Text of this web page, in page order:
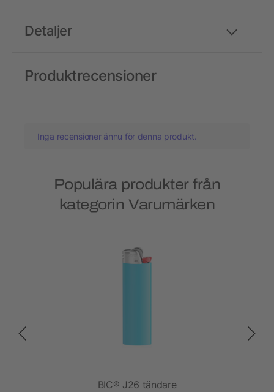
Detaljer
Produktrecensioner
Inga recensioner ännu för denna produkt.
Populära produkter från
kategorin Varumärken
BIC® J26 tändare